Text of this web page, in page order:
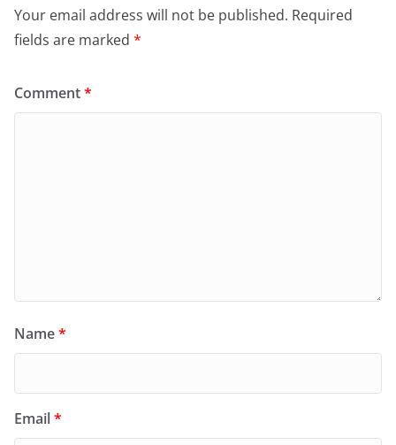
Your email address will not be published. Required
fields are marked *
Comment*
Name*
Email*